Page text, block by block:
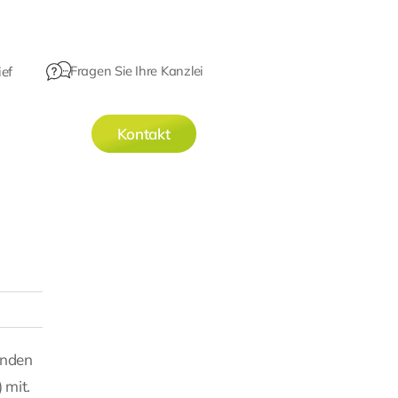
Fragen Sie Ihre Kanzlei
Kontakt
mit.